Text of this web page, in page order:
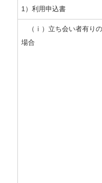
1）利用申込書
（ⅰ）立ち会い者有りの
場合